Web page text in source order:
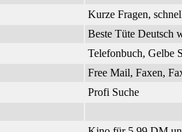
Kurze Fragen,
Beste Tüte Deutsch
Telefonbuch, Gelbe
Free Mail, Faxen,
Profi Suche